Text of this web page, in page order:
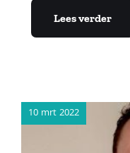
Lees verder
10 mrt 2022